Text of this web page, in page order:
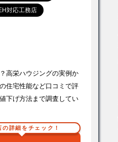
対応工務店
高栄ハウジングの実例か
住宅性能など口コミで評
下げ方法まで調査してい
の詳細をチェック！